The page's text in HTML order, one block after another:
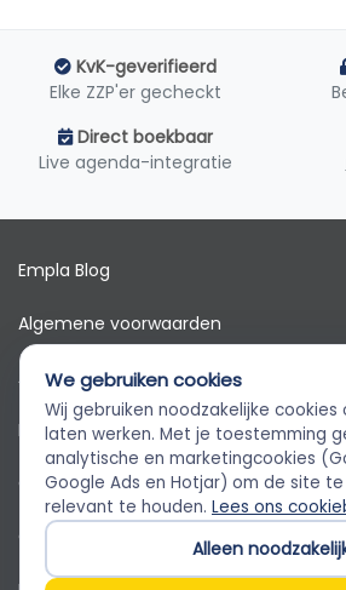
KvK-geverifieerd
Elke ZZP'er gecheckt
Direct boekbaar
Live agenda-integratie
Empla Blog
Algemene voorwaarden
AVG
Privacybeleid
Cookiebeleid
Cookievoorkeuren
Empla Assistent
Altijd beschikbaar, stel een vraag
We gebruiken cookies
Wij gebruiken noodzakelijke
laten werken. Met je toestemming
analytische en marketingcookies
Google Ads en Hotjar) om de site
relevant te houden. Lees ons
Alleen